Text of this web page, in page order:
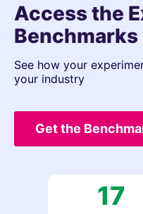
Access the
See how your
your industry
Get the
17